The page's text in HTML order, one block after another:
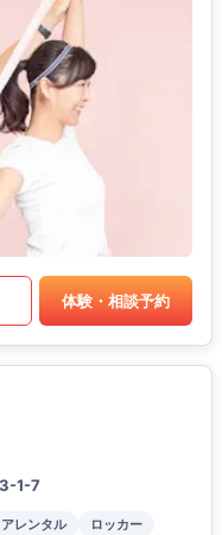
体験・相談予約
1-7
レンタル
ロッカー